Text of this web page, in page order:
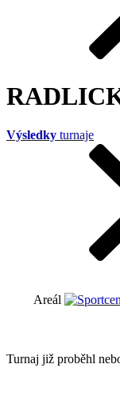
Výsledky turnaje
Areál
Turnaj již proběhl